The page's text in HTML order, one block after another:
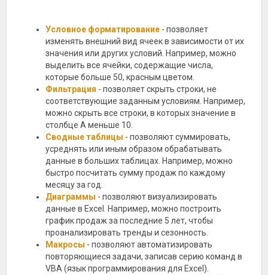
Условное форматирование - позволяет
изменять внешний вид ячеек в зависимости от их
значения или других условий. Например, можно
выделить все ячейки, содержащие числа,
которые больше 50, красным цветом.
Фильтрация - позволяет скрыть строки, не
соответствующие заданным условиям. Например,
можно скрыть все строки, в которых значение в
столбце А меньше 10.
Сводные таблицы - позволяют суммировать,
усреднять или иным образом обрабатывать
данные в больших таблицах. Например, можно
быстро посчитать сумму продаж по каждому
месяцу за год.
Диаграммы - позволяют визуализировать
данные в Excel. Например, можно построить
график продаж за последние 5 лет, чтобы
проанализировать тренды и сезонность.
Макросы - позволяют автоматизировать
повторяющиеся задачи, записав серию команд в
VBA (язык программирования для Excel).